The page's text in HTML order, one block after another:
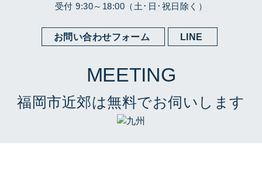
受付 9:30～18:00（土･日･祝日除く）
お問い合わせフォーム LINE
MEETING
福岡市近郊は無料でお伺いします